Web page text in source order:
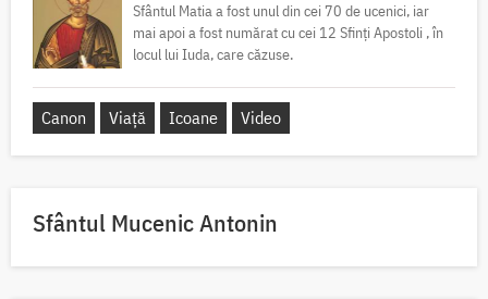
Sfântul Matia a fost unul din cei 70 de ucenici, iar
mai apoi a fost numărat cu cei 12 Sfinți Apostoli , în
locul lui Iuda, care căzuse.
Canon Viață Icoane Video
Sfântul Mucenic Antonin